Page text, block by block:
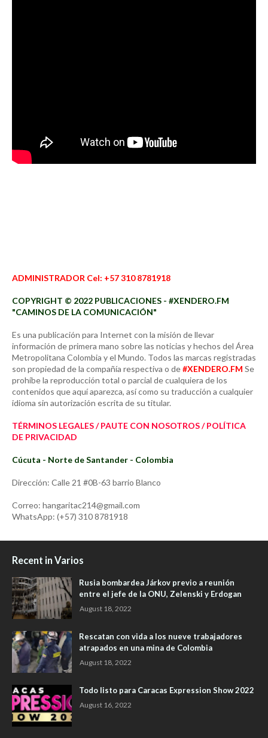
ADMINISTRADOR Cel: +57 310 8781918
COPYRIGHT © 2022 PUBLICACIONES - #XENDERO.FM
"CAMINOS DE LA COMUNICACIÓN"
Es una publicación para Internet con la misión de llevar
información de primera mano sobre las noticias y hechos del Área
Metropolitana Colombia y el Mundo. Todos las marcas registradas
son propiedad de la compañía respectiva o de#XENDERO.FM Se
prohíbe la reproducción total o parcial de cualquiera de los
contenidos que aquí aparezca, así como su traducción a cualquier
idioma sin autorización escrita de su titular.
TÉRMINOS LEGALES / PAUTE CON NOSOTROS / POLÍTICA
DE PRIVACIDAD
Cúcuta - Norte de Santander - Colombia
Dirección: Calle 21 #0B-63 barrio Blanco
Correo: hangaritac214@gmail.com
WhatsApp: (+57) 310 8781918
Recent in Varios
Rusia bombardea Járkov previo a reunión
entre el jefe de la ONU, Zelenski y Erdogan
August 18, 2022
Rescatan con vida a los nueve trabajadores
atrapados en una mina de Colombia
August 18, 2022
Todo listo para Caracas Expression Show 2022
August 16, 2022